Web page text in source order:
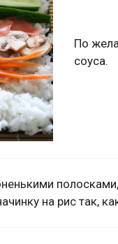
По
соуса.
на рис так,